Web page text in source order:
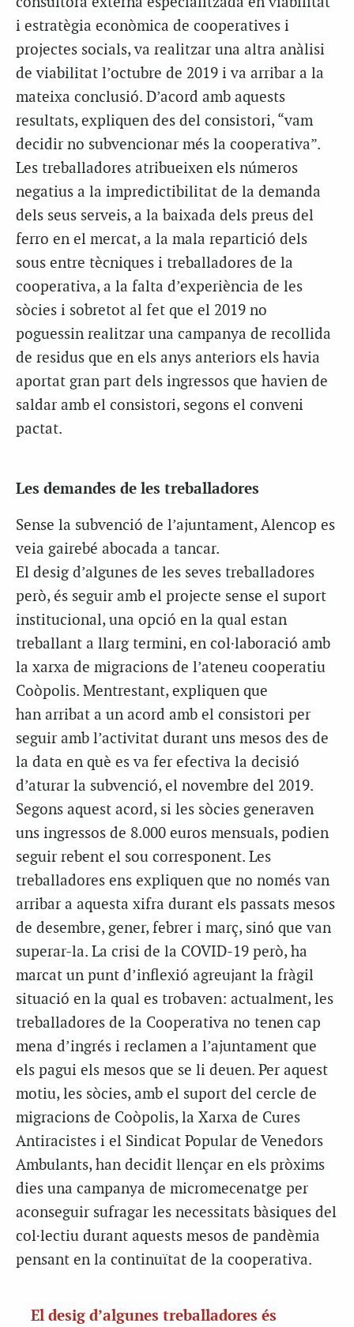
i estratègia econòmica de cooperatives i
projectes socials, va realitzar una altra anàlisi
de viabilitat l’octubre de 2019 i va arribar a la
mateixa conclusió. D’acord amb aquests
resultats, expliquen des del consistori, “vam
decidir no subvencionar més la cooperativa”.
Les treballadores atribueixen els números
negatius a la impredictibilitat de la demanda
dels seus serveis, a la baixada dels preus del
ferro en el mercat, a la mala repartició dels
sous entre tècniques i treballadores de la
cooperativa, a la falta d’experiència de les
sòcies i sobretot al fet que el 2019 no
poguessin realitzar una campanya de recollida
de residus que en els anys anteriors els havia
aportat gran part dels ingressos que havien de
saldar amb el consistori, segons el conveni
pactat.
Les demandes de les treballadores
Sense la subvenció de l’ajuntament, Alencop es
veia gairebé abocada a tancar.
El desig d’algunes de les seves treballadores
però, és seguir amb el projecte sense el suport
institucional, una opció en la qual estan
treballant a llarg termini, en col·laboració amb
la xarxa de migracions de l’ateneu cooperatiu
Coòpolis. Mentrestant, expliquen que
han arribat a un acord amb el consistori per
seguir amb l’activitat durant uns mesos des de
la data en què es va fer efectiva la decisió
d’aturar la subvenció, el novembre del 2019.
Segons aquest acord, si les sòcies generaven
uns ingressos de 8.000 euros mensuals, podien
seguir rebent el sou corresponent. Les
treballadores ens expliquen que no només van
arribar a aquesta xifra durant els passats mesos
de desembre, gener, febrer i març, sinó que van
superar-la. La crisi de la COVID-19 però, ha
marcat un punt d’inflexió agreujant la fràgil
situació en la qual es trobaven: actualment, les
treballadores de la Cooperativa no tenen cap
mena d’ingrés i reclamen a l’ajuntament que
els pagui els mesos que se li deuen. Per aquest
motiu, les sòcies, amb el suport del cercle de
migracions de Coòpolis, la Xarxa de Cures
Antiracistes i el Sindicat Popular de Venedors
Ambulants, han decidit llençar en els pròxims
dies una campanya de micromecenatge per
aconseguir sufragar les necessitats bàsiques del
col·lectiu durant aquests mesos de pandèmia
pensant en la continuïtat de la cooperativa.
El desig d’algunes treballadores és